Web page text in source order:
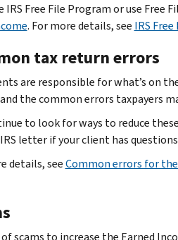
Free File Program or use Free
. For more details, see IRS
tax return errors
are responsible for what’s on
the common errors taxpayers
to look for ways to reduce
letter if your client has
details, seeCommon errors for
scams to increase the Earned